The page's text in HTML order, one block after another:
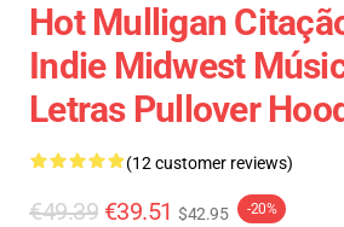
Hot Mulligan
Indie Midwest
Letras Pullover
(12 customer reviews)
€49.39 €39.51 $42.95 -20%